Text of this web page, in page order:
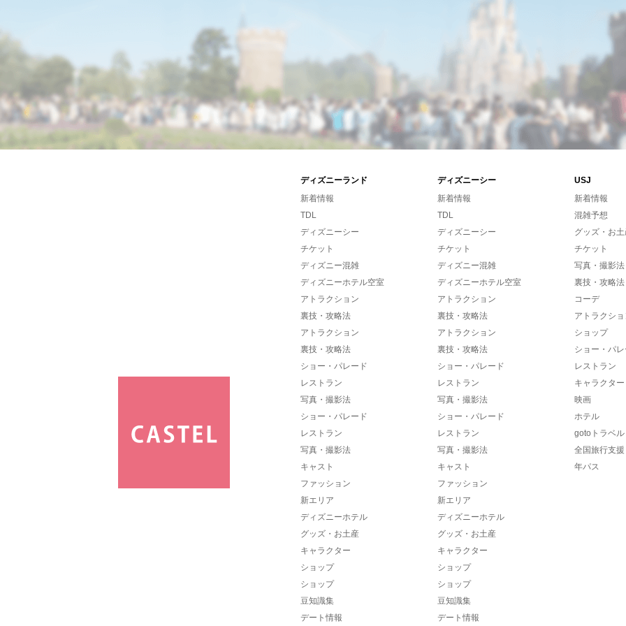
ディズニーランド ディズニーシー
USJ
新着情報
TDL
ディズニーシー
チケット
ディズニー混雑
ディズニーホテル空室
アトラクション
裏技・攻略法
アトラクション
裏技・攻略法
ショー・パレード
レストラン
写真・撮影法
ショー・パレード
レストラン
写真・撮影法
キャスト
ファッション
新エリア
ディズニーホテル
グッズ・お土産
キャラクター
ショップ
ショップ
豆知識集
デート情報
新着情報
TDL
ディズニーシー
チケット
ディズニー混雑
ディズニーホテル空室
アトラクション
裏技・攻略法
アトラクション
裏技・攻略法
ショー・パレード
レストラン
写真・撮影法
ショー・パレード
レストラン
写真・撮影法
キャスト
ファッション
新エリア
ディズニーホテル
グッズ・お土産
キャラクター
ショップ
ショップ
豆知識集
デート情報
新着情報
混雑予想
グッズ・お
チケット
写真・撮影法
裏技・攻略法
コーデ
アトラクシ
ショップ
ショー・パ
レストラン
キャラクター
映画
ホテル
gotoトラベル
全国旅行支援
年パス